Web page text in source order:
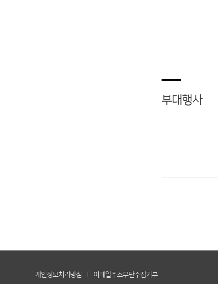
부대행사
개인정보처리방침 이메일주소무단수집거부